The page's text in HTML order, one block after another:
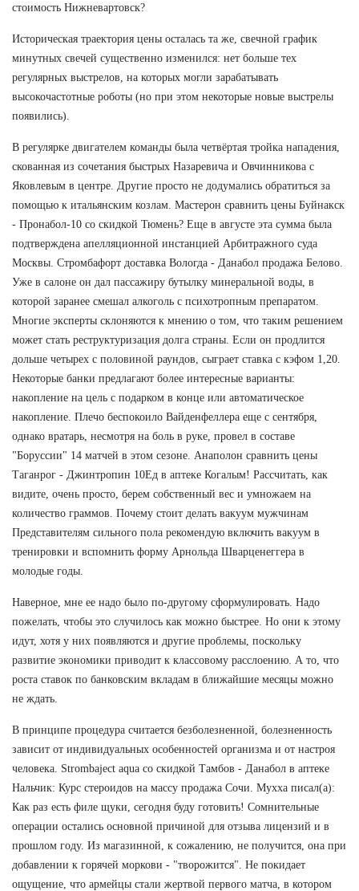
стоимость Нижневартовск?
Историческая траектория цены осталась та же, свечной график
минутных свечей существенно изменился: нет больше тех
регулярных выстрелов, на которых могли зарабатывать
высокочастотные роботы (но при этом некоторые новые выстрелы
появились).
В регулярке двигателем команды была четвёртая тройка нападения,
скованная из сочетания быстрых Назаревича и Овчинникова с
Яковлевым в центре. Другие просто не додумались обратиться за
помощью к итальянским козлам. Мастерон сравнить цены Буйнакск
- Пронабол-10 со скидкой Тюмень? Еще в августе эта сумма была
подтверждена апелляционной инстанцией Арбитражного суда
Москвы. Стромбафорт доставка Вологда - Данабол продажа Белово.
Уже в салоне он дал пассажиру бутылку минеральной воды, в
которой заранее смешал алкоголь с психотропным препаратом.
Многие эксперты склоняются к мнению о том, что таким решением
может стать реструктуризация долга страны. Если он продлится
дольше четырех с половиной раундов, сыграет ставка с кэфом 1,20.
Некоторые банки предлагают более интересные варианты:
накопление на цель с подарком в конце или автоматическое
накопление. Плечо беспокоило Вайденфеллера еще с сентября,
однако вратарь, несмотря на боль в руке, провел в составе
"Боруссии" 14 матчей в этом сезоне. Анаполон сравнить цены
Таганрог - Джинтропин 10Ед в аптеке Когалым! Рассчитать, как
видите, очень просто, берем собственный вес и умножаем на
количество граммов. Почему стоит делать вакуум мужчинам
Представителям сильного пола рекомендую включить вакуум в
тренировки и вспомнить форму Арнольда Шварценеггера в
молодые годы.
Наверное, мне ее надо было по-другому сформулировать. Надо
пожелать, чтобы это случилось как можно быстрее. Но они к этому
идут, хотя у них появляются и другие проблемы, поскольку
развитие экономики приводит к классовому расслоению. А то, что
роста ставок по банковским вкладам в ближайшие месяцы можно
не ждать.
В принципе процедура считается безболезненной, болезненность
зависит от индивидуальных особенностей организма и от настроя
человека. Strombaject aqua со скидкой Тамбов - Данабол в аптеке
Нальчик: Курс стероидов на массу продажа Сочи. Мухха писал(а):
Как раз есть филе щуки, сегодня буду готовить! Сомнительные
операции остались основной причиной для отзыва лицензий и в
прошлом году. Из магазинной, к сожалению, не получится, она при
добавлении к горячей моркови - "творожится". Не покидает
ощущение, что армейцы стали жертвой первого матча, в котором